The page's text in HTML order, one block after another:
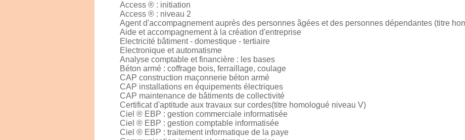
Access ® : initiation
Access ® : niveau 2
Agent d'accompagnement auprès des personnes âgées et des personnes dépendantes (titre
Aide et accompagnement à la création d'entreprise
Electricité bâtiment - domestique - tertiaire
Electronique et automatisme
Analyse comptable et financière : les bases
Béton armé : coffrage bois, ferraillage, coulage
CAP construction maçonnerie béton armé
CAP installations en équipements électriques
CAP maintenance de bâtiments de collectivité
Certificat d'aptitude aux travaux sur cordes(titre homologué niveau V)
Ciel ® EBP : gestion commerciale informatisée
Ciel ® EBP : gestion comptable informatisée
Ciel ® EBP : traitement informatique de la paye